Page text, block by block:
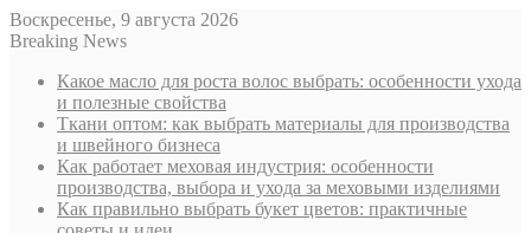
Воскресенье, 9 августа 2026
Breaking News
Какое масло для роста волос выбрать: особенности ухода
и полезные свойства
Ткани оптом: как выбрать материалы для производства
и швейного бизнеса
Как работает меховая индустрия: особенности
производства, выбора и ухода за меховыми изделиями
Как правильно выбрать букет цветов: практичные